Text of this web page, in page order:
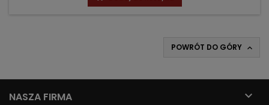
POWRÓT DO GÓRY 
NASZA FIRMA 